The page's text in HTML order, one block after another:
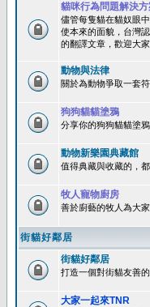
貓咪行為問題解決
儘管每隻貓在貓奴眼
使本來的面貌，台灣
的翻譯文章，歡迎大家
動物與法律
關於為動物爭取一套
狗狗貓貓塗鴉
分享你的狗狗貓貓塗
動物新樂園典藏館
值得典藏與收藏的，
牧人寵物廚房
善於廚藝的牧人為大
街貓好鄰居
街貓好鄰居
打造一個對街貓友善
大家一起來TNR